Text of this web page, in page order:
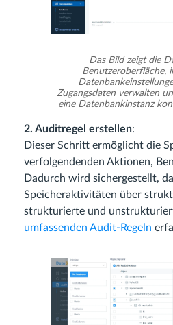
Das Bild zeigt die
Benutzeroberfläche,
Zugangsdaten verwalten
eine Datenbankinstanz
2. Auditregel erstellen:
Dieser Schritt ermöglicht die
verfolgendenden Aktionen,
Dadurch wird sichergestellt,
Speicheraktivitäten über
strukturierte und
umfassenden Audit-Regeln